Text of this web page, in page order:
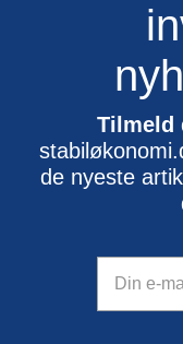
Tilmeld
de nyeste